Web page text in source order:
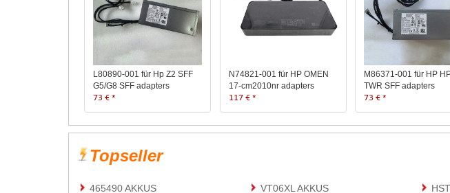
L80890-001 für Hp Z2 SFF
G5/G8 SFF adapters
73 € *
N74821-001 für HP OMEN
17-cm2010nr adapters
117 € *
M86371-001 für HP
TWR SFF adapters
73 € *
Topseller
465490 AKKUS VT06XL AKKUS